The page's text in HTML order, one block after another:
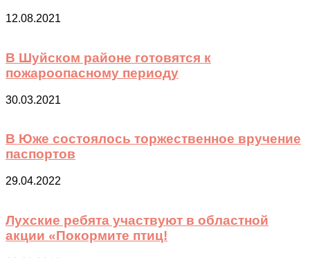
12.08.2021
В Шуйском районе готовятся к
пожароопасному периоду
30.03.2021
В Юже состоялось торжественное вручение
паспортов
29.04.2022
Лухские ребята участвуют в областной
акции «Покормите птиц!